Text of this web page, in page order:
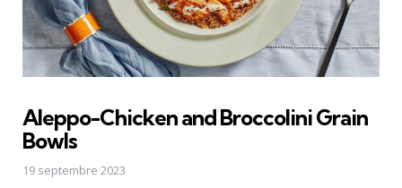
Aleppo-Chicken and Broccolini Grain
Bowls
19 septembre 2023